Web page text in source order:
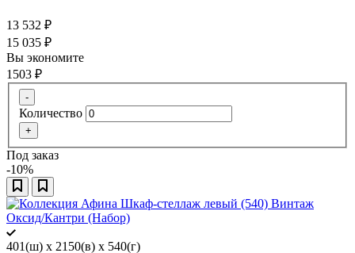
13 532 ₽
15 035 ₽
Вы экономите
1503 ₽
-
Количество
+
Под заказ
-10%
401(ш) x 2150(в) x 540(г)